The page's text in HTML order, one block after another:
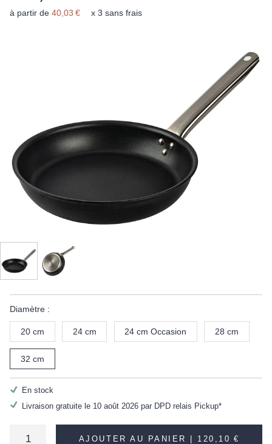
à partir de 40,03 € x 3 sans frais
Diamètre :
20 cm 24 cm 24 cm Occasion 28 cm
32 cm
En stock
Livraison gratuite le 10 août 2026 par DPD relais Pickup*
AJOUTER AU PANIER | 120,10 €